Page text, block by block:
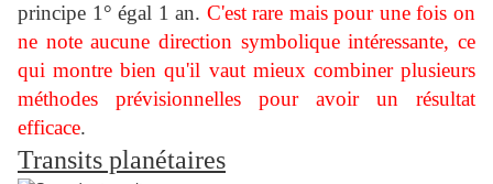
principe 1° égal 1 an. C'est rare mais pour une fois on
ne note aucune direction symbolique intéressante, ce
qui montre bien qu'il vaut mieux combiner plusieurs
méthodes prévisionnelles pour avoir un résultat
efficace.
Transits planétaires